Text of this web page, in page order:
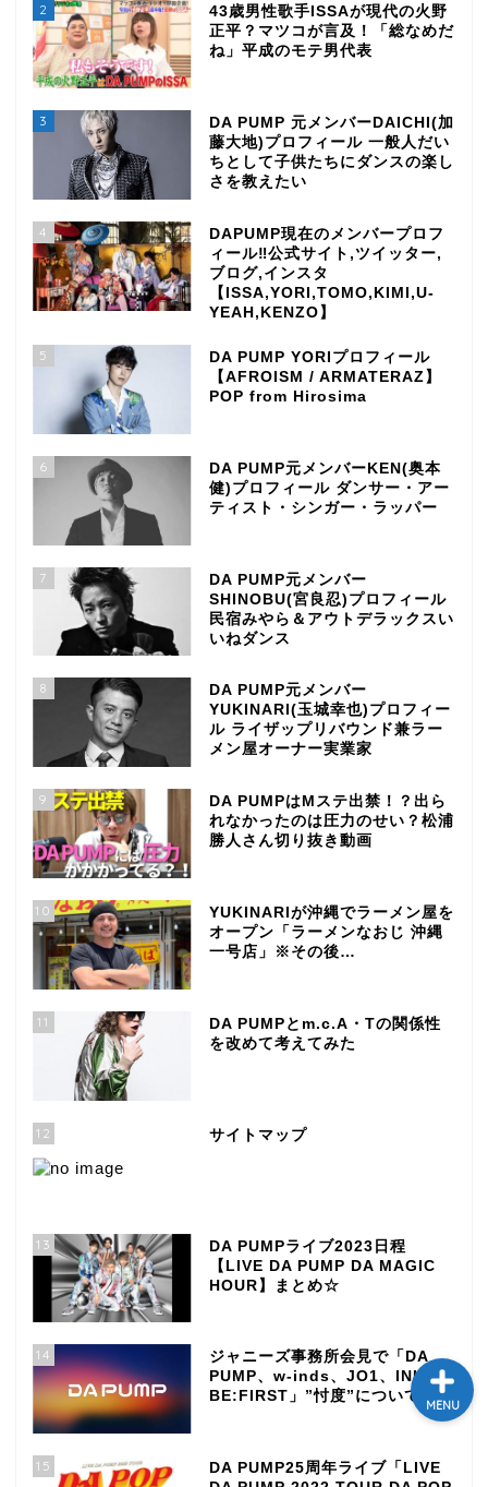
2
43歳男性歌手ISSAが現代の火野
正平？マツコが言及！「総なめだ
ね」平成のモテ男代表
3
DA PUMP 元メンバーDAICHI(加
藤大地)プロフィール 一般人だい
ちとして子供たちにダンスの楽し
さを教えたい
4
DAPUMP現在のメンバープロフ
ィール‼公式サイト,ツイッター,
ブログ,インスタ
【ISSA,YORI,TOMO,KIMI,U-
YEAH,KENZO】
5
DA PUMP YORIプロフィール
【AFROISM / ARMATERAZ】
POP from Hirosima
6
DA PUMP元メンバーKEN(奥本
健)プロフィール ダンサー・アー
ティスト・シンガー・ラッパー
7
DA PUMP元メンバー
SHINOBU(宮良忍)プロフィール
民宿みやら＆アウトデラックスい
いねダンス
8
DA PUMP元メンバー
YUKINARI(玉城幸也)プロフィー
ル ライザップリバウンド兼ラー
メン屋オーナー実業家
9
DA PUMPはMステ出禁！？出ら
れなかったのは圧力のせい？松浦
勝人さん切り抜き動画
10
YUKINARIが沖縄でラーメン屋を
オープン「ラーメンなおじ 沖縄
一号店」※その後…
11
DA PUMPとm.c.A・Tの関係性
を改めて考えてみた
12 サイトマップ
13
DA PUMPライブ2023日程
【LIVE DA PUMP DA MAGIC
HOUR】まとめ☆
14
ジャニーズ事務所会見で「DA
PUMP、w-inds、JO1、INI、
BE:FIRST」”忖度”について明言
15
DA PUMP25周年ライブ「LIVE
MENU
テレビ
ライブ・イベント